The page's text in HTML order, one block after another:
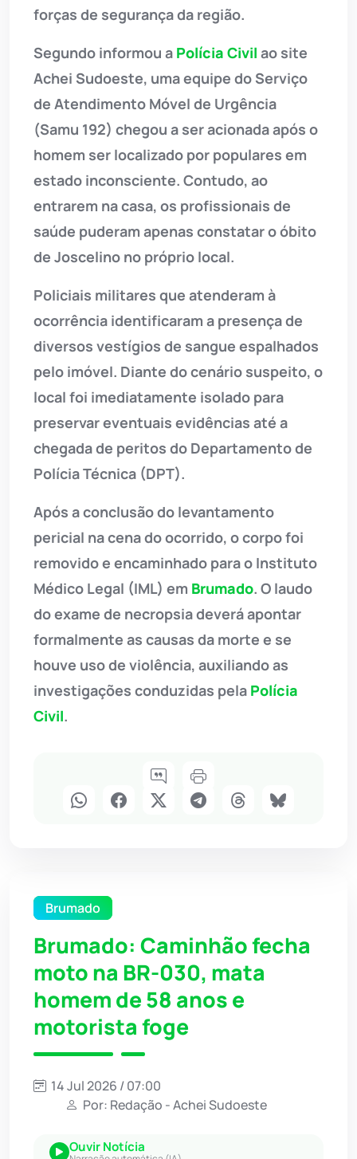
forças de segurança da região.
Segundo informou a Polícia Civil ao site
Achei Sudoeste, uma equipe do Serviço
de Atendimento Móvel de Urgência
(Samu 192) chegou a ser acionada após o
homem ser localizado por populares em
estado inconsciente. Contudo, ao
entrarem na casa, os profissionais de
saúde puderam apenas constatar o óbito
de Joscelino no próprio local.
Policiais militares que atenderam à
ocorrência identificaram a presença de
diversos vestígios de sangue espalhados
pelo imóvel. Diante do cenário suspeito, o
local foi imediatamente isolado para
preservar eventuais evidências até a
chegada de peritos do Departamento de
Polícia Técnica (DPT).
Após a conclusão do levantamento
pericial na cena do ocorrido, o corpo foi
removido e encaminhado para o Instituto
Médico Legal (IML) em Brumado. O laudo
do exame de necropsia deverá apontar
formalmente as causas da morte e se
houve uso de violência, auxiliando as
investigações conduzidas pela Polícia
Civil.
Brumado
Brumado: Caminhão fecha
moto na BR-030, mata
homem de 58 anos e
motorista foge
14 Jul 2026 / 07:00
Por: Redação - Achei Sudoeste
Ouvir Notícia